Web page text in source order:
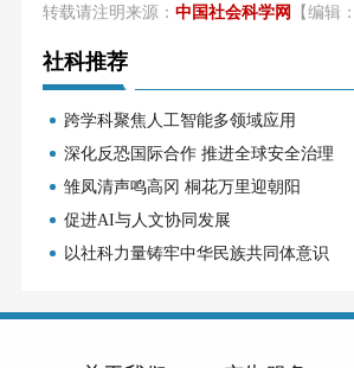
转载请注明来源： 中国社会科学网 【编辑
社科推荐
跨学科聚焦人工智能多领域应用
深化反恐国际合作 推进全球安全治理
雏凤清声鸣高冈 桐花万里迎朝阳
促进AI与人文协同发展
以社科力量铸牢中华民族共同体意识